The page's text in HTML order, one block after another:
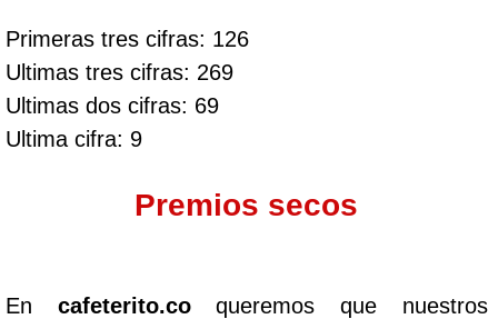
Primeras tres cifras: 126
Ultimas tres cifras: 269
Ultimas dos cifras: 69
Ultima cifra: 9
Premios secos
En cafeterito.coqueremos que nuestros